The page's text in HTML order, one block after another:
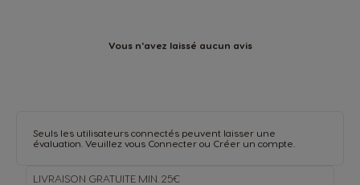
Vous n'avez laissé aucun avis
Seuls les utilisateurs connectés peuvent laisser une
évaluation. Veuillez vous Connecter ou Créer un compte
LIVRAISON GRATUITE MIN. 25€